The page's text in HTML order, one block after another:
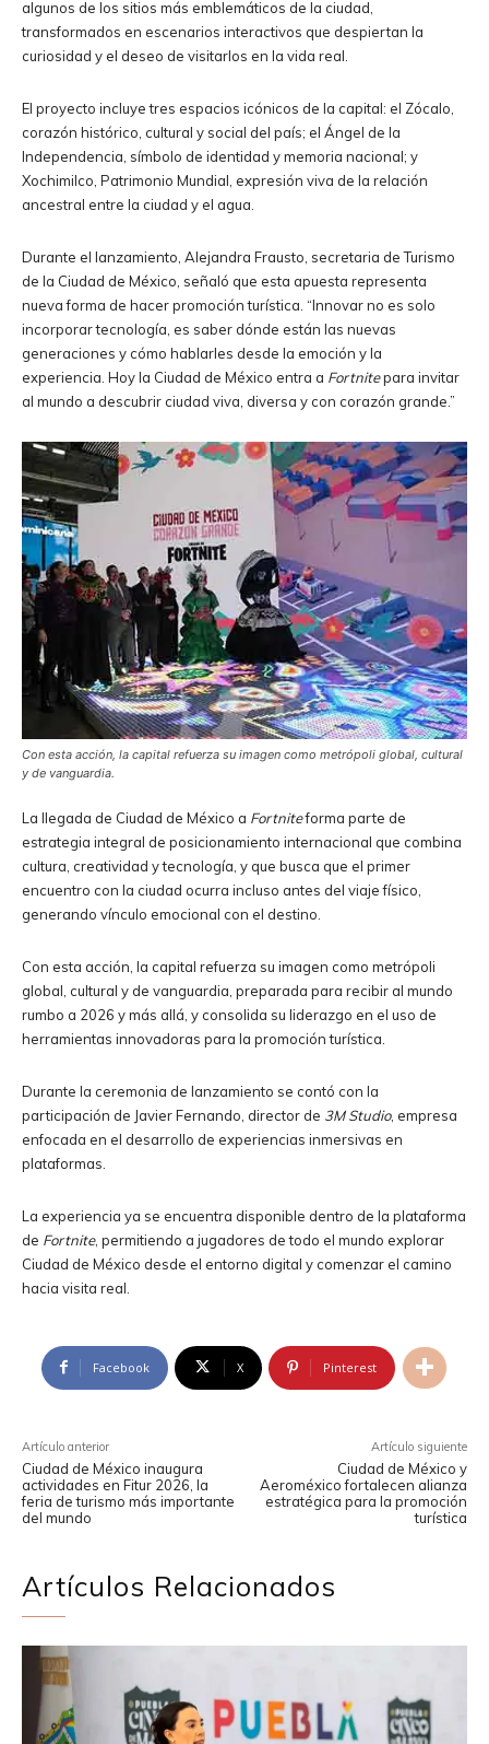
algunos de los sitios más emblemáticos de la ciudad,
transformados en escenarios interactivos que despiertan la
curiosidad y el deseo de visitarlos en la vida real.
El proyecto incluye tres espacios icónicos de la capital: el Zócalo,
corazón histórico, cultural y social del país; el Ángel de la
Independencia, símbolo de identidad y memoria nacional; y
Xochimilco, Patrimonio Mundial, expresión viva de la relación
ancestral entre la ciudad y el agua.
Durante el lanzamiento, Alejandra Frausto, secretaria de Turismo
de la Ciudad de México, señaló que esta apuesta representa
nueva forma de hacer promoción turística. “Innovar no es solo
incorporar tecnología, es saber dónde están las nuevas
generaciones y cómo hablarles desde la emoción y la
experiencia. Hoy la Ciudad de México entra a Fortnitepara invitar
al mundo a descubrir ciudad viva, diversa y con corazón grande.”
Con esta acción, la capital refuerza su imagen como metrópoli global, cultural
y de vanguardia.
La llegada de Ciudad de México a Fortniteforma parte de
estrategia integral de posicionamiento internacional que combina
cultura, creatividad y tecnología, y que busca que el primer
encuentro con la ciudad ocurra incluso antes del viaje físico,
generando vínculo emocional con el destino.
Con esta acción, la capital refuerza su imagen como metrópoli
global, cultural y de vanguardia, preparada para recibir al mundo
rumbo a 2026 y más allá, y consolida su liderazgo en el uso de
herramientas innovadoras para la promoción turística.
Durante la ceremonia de lanzamiento se contó con la
participación de Javier Fernando, director de 3M Studio, empresa
enfocada en el desarrollo de experiencias inmersivas en
plataformas.
La experiencia ya se encuentra disponible dentro de la plataforma
de Fortnite, permitiendo a jugadores de todo el mundo explorar
Ciudad de México desde el entorno digital y comenzar el camino
hacia visita real.
Facebook X Pinterest
Artículo anterior
Ciudad de México inaugura
actividades en Fitur 2026, la
feria de turismo más importante
del mundo
Artículo siguiente
Ciudad de México y
Aeroméxico fortalecen alianza
estratégica para la promoción
turística
Artículos Relacionados